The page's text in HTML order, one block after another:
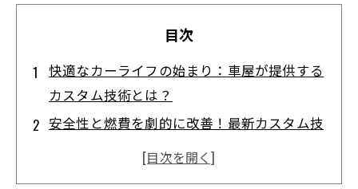
目次
快適なカーライフの始まり：車屋が提供する
カスタム技術とは？
安全性と燃費を劇的に改善！最新カスタム技